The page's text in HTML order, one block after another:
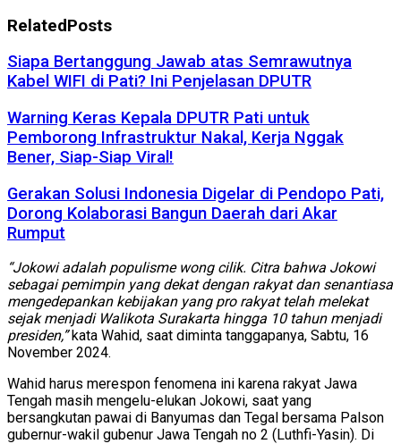
RelatedPosts
Siapa Bertanggung Jawab atas Semrawutnya
Kabel WIFI di Pati? Ini Penjelasan DPUTR
Warning Keras Kepala DPUTR Pati untuk
Pemborong Infrastruktur Nakal, Kerja Nggak
Bener, Siap-Siap Viral!
Gerakan Solusi Indonesia Digelar di Pendopo Pati,
Dorong Kolaborasi Bangun Daerah dari Akar
Rumput
“Jokowi adalah populisme wong cilik. Citra bahwa Jokowi
sebagai pemimpin yang dekat dengan rakyat dan senantiasa
mengedepankan kebijakan yang pro rakyat telah melekat
sejak menjadi Walikota Surakarta hingga 10 tahun menjadi
presiden,”kata Wahid, saat diminta tanggapanya, Sabtu, 16
November 2024.
Wahid harus merespon fenomena ini karena rakyat Jawa
Tengah masih mengelu-elukan Jokowi, saat yang
bersangkutan pawai di Banyumas dan Tegal bersama Palson
gubernur-wakil gubenur Jawa Tengah no 2 (Luthfi-Yasin). Di